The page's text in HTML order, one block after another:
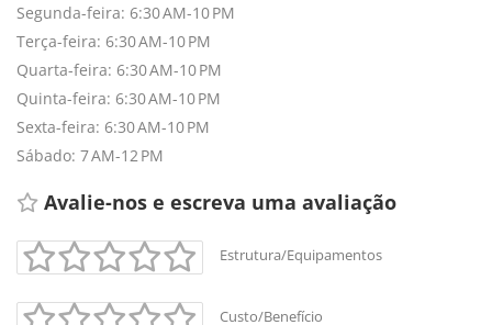
Segunda-feira: 6:30 AM-10 PM
Terça-feira: 6:30 AM-10 PM
Quarta-feira: 6:30 AM-10 PM
Quinta-feira: 6:30 AM-10 PM
Sexta-feira: 6:30 AM-10 PM
Sábado: 7 AM-12 PM
Avalie-nos e escreva uma avaliação
Estrutura/Equipamentos
Custo/Benefício